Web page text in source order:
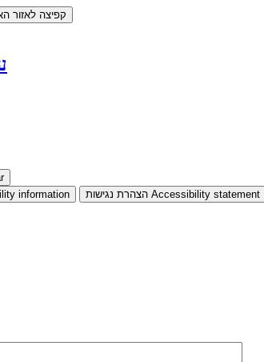
קפיצה לאזור
information Accessibility statement